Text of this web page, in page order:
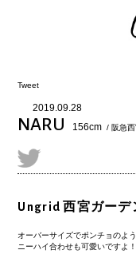
Tweet
2019.09.28
NARU 156cm / 阪急
Ungrid 西宮ガーデ
オーバーサイズでポンチョのよ
ニーハイ合わせも可愛いですよ！